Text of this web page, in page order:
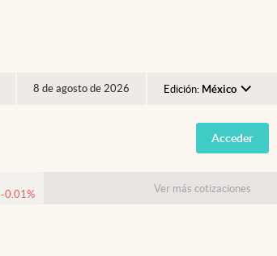
8 de agosto de 2026 Edición: México
Argentina
España
USA
Acceder
-0.01% Ver más cotizaciones